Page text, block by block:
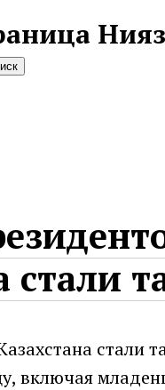
стали
стали
включая